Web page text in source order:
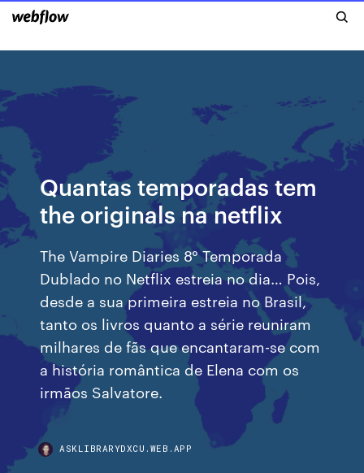
Quantas temporadas tem
the originals na netflix
The Vampire Diaries 8° Temporada
Dublado no Netflix estreia no dia… Pois,
desde a sua primeira estreia no Brasil,
tanto os livros quanto a série reuniram
milhares de fãs que encantaram-se com
a história romântica de Elena com os
irmãos Salvatore.
ASKLIBRARYDXCU.WEB.APP